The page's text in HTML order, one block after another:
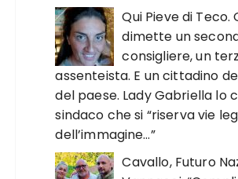
Qui Pieve di Teco.
dimette un
consigliere, un
assenteista. E un cittadino
del paese. Lady Gabriella lo
sindaco che si “riserva vie
dell’immagine…”
Cavallo, Futuro